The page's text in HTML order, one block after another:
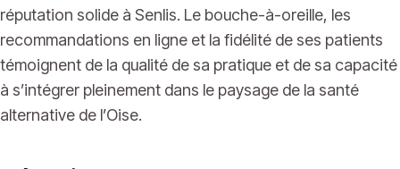
réputation solide à Senlis. Le bouche-à-oreille, les
recommandations en ligne et la fidélité de ses patients
témoignent de la qualité de sa pratique et de sa capacité
à s’intégrer pleinement dans le paysage de la santé
alternative de l’Oise.